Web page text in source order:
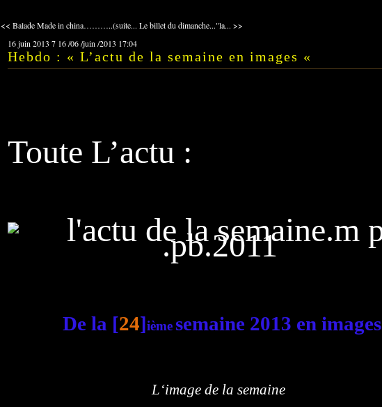
<< Balade Made in china………..(suite... Le billet du dimanche..."la... >>
16 juin 2013 7 16/06/juin /2013 17:04
Hebdo : « L’actu de la semaine en images «
Toute L’actu :
De la [24]ième semaine 2013 en images
L‘image de la semaine